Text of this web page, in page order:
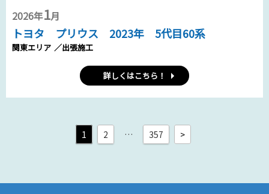
2026年1月
トヨタ プリウス 2023年 5代目60系
関東エリア ／出張施工
詳しくはこちら！
1 2 … 357 >